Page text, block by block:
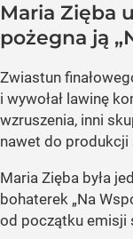
Maria Zięba
pożegna ją
Zwiastun
i wywołał lawinę
wzruszenia, inni
nawet do
Maria Zięba była
bohaterek „Na
od początku emisji